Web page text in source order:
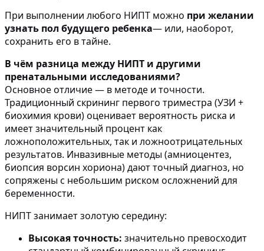
При выполнении любого НИПТ можно при желании
узнать пол будущего ребенка— или, наоборот,
сохранить его в тайне.
В чём разница между НИПТ и другими
пренатальными исследованиями?
Основное отличие — в методе и точности.
Традиционный скрининг первого триместра (УЗИ +
биохимия крови) оценивает вероятность риска и
имеет значительный процент как
ложноположительных, так и ложноотрицательных
результатов. Инвазивные методы (амниоцентез,
биопсия ворсин хориона) дают точный диагноз, но
сопряжены с небольшим риском осложнений для
беременности.
НИПТ занимает золотую середину:
Высокая точность: значительно превосходит